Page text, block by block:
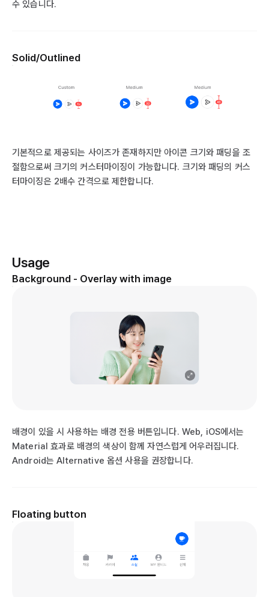
수 있습니다.
Solid/Outlined
기본적으로 제공되는 사이즈가 존재하지만 아이콘 크기와 패딩을 조
절함으로써 크기의 커스터마이징이 가능합니다. 크기와 패딩의 커스
터마이징은 2배수 간격으로 제한합니다.
Usage
Background - Overlay with image
배경이 있을 시 사용하는 배경 전용 버튼입니다. Web, iOS에서는
Material 효과로 배경의 색상이 함께 자연스럽게 어우러집니다.
Android는 Alternative 옵션 사용을 권장합니다.
Floating button